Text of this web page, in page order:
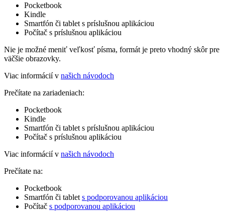
Pocketbook
Kindle
Smartfón či tablet s príslušnou aplikáciou
Počítač s príslušnou aplikáciou
Nie je možné meniť veľkosť písma, formát je preto vhodný skôr pre
väčšie obrazovky.
Viac informácií v našich návodoch
Prečítate na zariadeniach:
Pocketbook
Kindle
Smartfón či tablet s príslušnou aplikáciou
Počítač s príslušnou aplikáciou
Viac informácií v našich návodoch
Prečítate na:
Pocketbook
Smartfón či tablet s podporovanou aplikáciou
Počítač s podporovanou aplikáciou